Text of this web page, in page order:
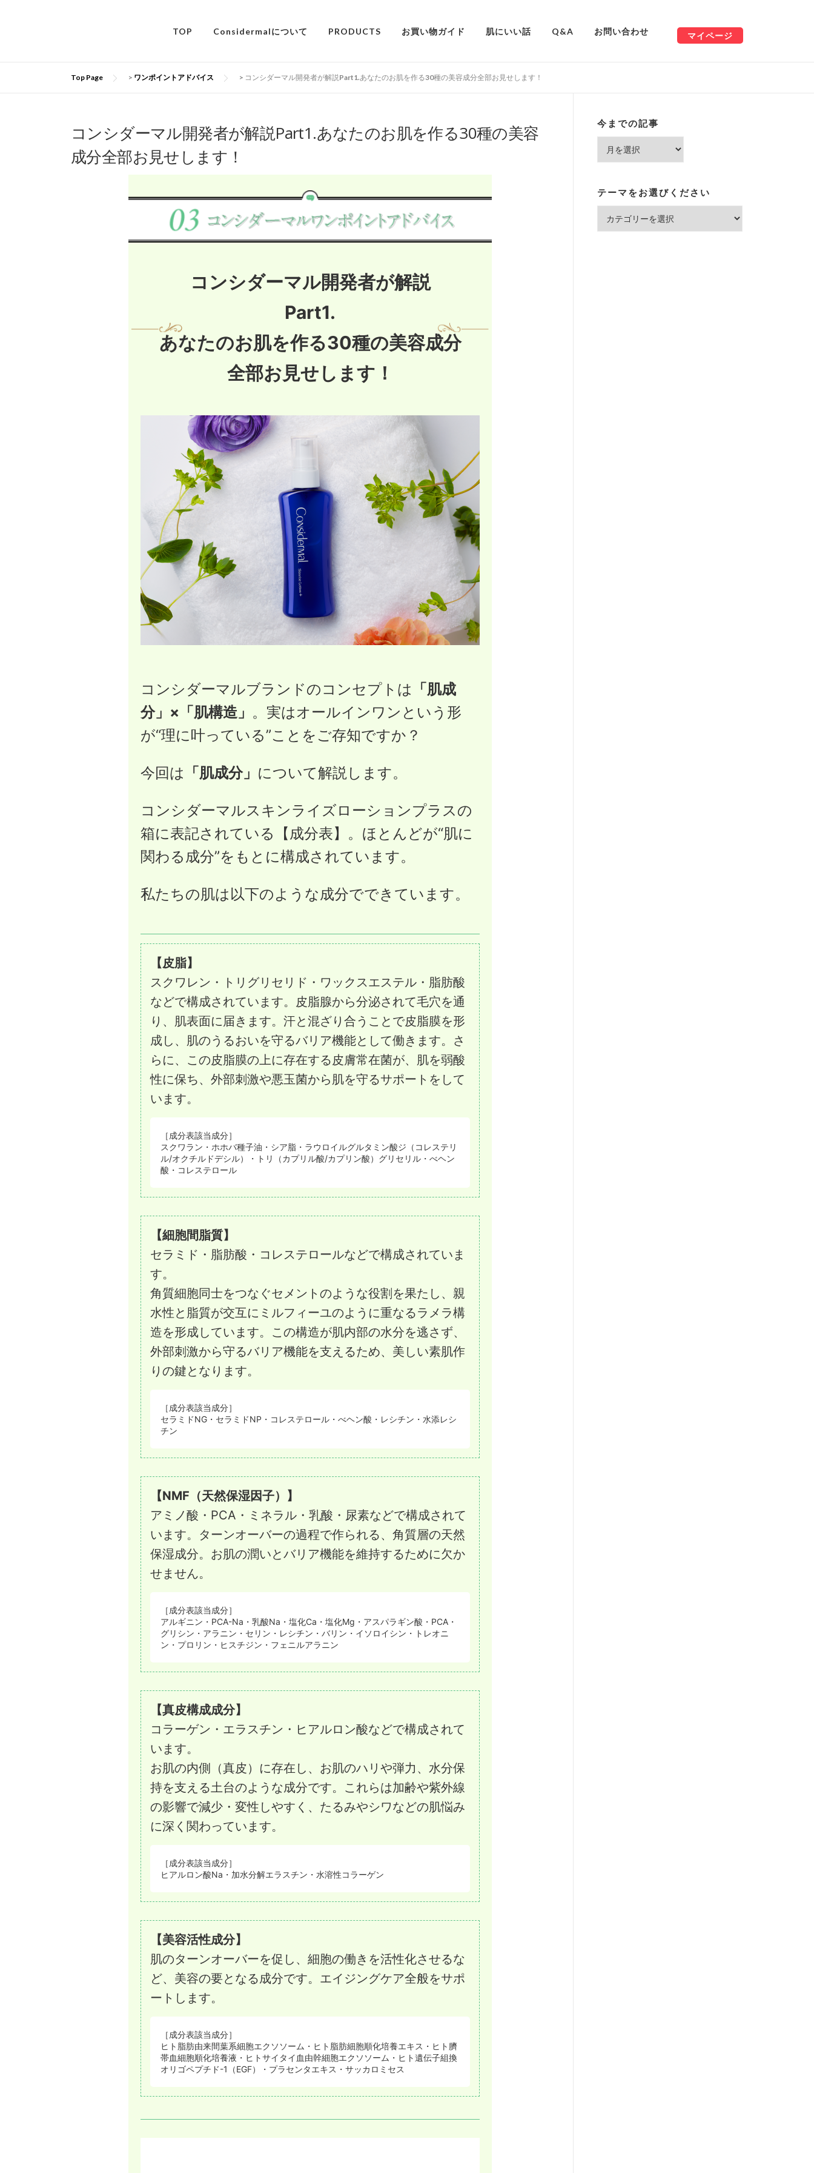
TOP Considermalについて PRODUCTS お買い物ガイド 肌にいい話 Q&A お問い合わせ マイページ
Top Page > ワンポイントアドバイス > コンシダーマル開発者が解説Part1.あなたのお肌を作る30種の美容成分全部お見せします！
コンシダーマル開発者が解説Part1.あなたのお肌を作る30種の美容
成分全部お見せします！
コンシダーマル開発者が解説
Part1.
あなたのお肌を作る30種の美容成分
全部お見せします！
コンシダーマルブランドのコンセプトは 「肌成
分」×「肌構造」 。実はオールインワンという形
が“理に叶っている”ことをご存知ですか？
今回は 「肌成分」 について解説します。
コンシダーマルスキンライズローションプラスの
箱に表記されている【成分表】。ほとんどが“肌に
関わる成分”をもとに構成されています。
私たちの肌は以下のような成分でできています。
【皮脂】
スクワレン・トリグリセリド・ワックスエステル・脂肪酸
などで構成されています。皮脂腺から分泌されて毛穴を通
り、肌表面に届きます。汗と混ざり合うことで皮脂膜を形
成し、肌のうるおいを守るバリア機能として働きます。さ
らに、この皮脂膜の上に存在する皮膚常在菌が、肌を弱酸
性に保ち、外部刺激や悪玉菌から肌を守るサポートをして
います。
［成分表該当成分］
スクワラン・ホホバ種子油・シア脂・ラウロイルグルタミン酸ジ（コレステリ
ル/オクチルドデシル）・トリ（カプリル酸/カプリン酸）グリセリル・べヘン
酸・コレステロール
【細胞間脂質】
セラミド・脂肪酸・コレステロールなどで構成されていま
す。
角質細胞同士をつなぐセメントのような役割を果たし、親
水性と脂質が交互にミルフィーユのように重なるラメラ構
造を形成しています。この構造が肌内部の水分を逃さず、
外部刺激から守るバリア機能を支えるため、美しい素肌作
りの鍵となります。
［成分表該当成分］
セラミドNG・セラミドNP・コレステロール・べヘン酸・レシチン・水添レシ
チン
【NMF（天然保湿因子）】
アミノ酸・PCA・ミネラル・乳酸・尿素などで構成されて
います。ターンオーバーの過程で作られる、角質層の天然
保湿成分。お肌の潤いとバリア機能を維持するために欠か
せません。
［成分表該当成分］
アルギニン・PCA-Na・乳酸Na・塩化Ca・塩化Mg・アスパラギン酸・PCA・
グリシン・アラニン・セリン・レシチン・バリン・イソロイシン・トレオニ
ン・プロリン・ヒスチジン・フェニルアラニン
【真皮構成成分】
コラーゲン・エラスチン・ヒアルロン酸などで構成されて
います。
お肌の内側（真皮）に存在し、お肌のハリや弾力、水分保
持を支える土台のような成分です。これらは加齢や紫外線
の影響で減少・変性しやすく、たるみやシワなどの肌悩み
に深く関わっています。
［成分表該当成分］
ヒアルロン酸Na・加水分解エラスチン・水溶性コラーゲン
【美容活性成分】
肌のターンオーバーを促し、細胞の働きを活性化させるな
ど、美容の要となる成分です。エイジングケア全般をサポ
ートします。
［成分表該当成分］
ヒト脂肪由来間葉系細胞エクソソーム・ヒト脂肪細胞順化培養エキス・ヒト臍
帯血細胞順化培養液・ヒトサイタイ血由幹細胞エクソソーム・ヒト遺伝子組換
オリゴペプチド-1（EGF）・プラセンタエキス・サッカロミセス
今までの記事
記
テーマをお選びください